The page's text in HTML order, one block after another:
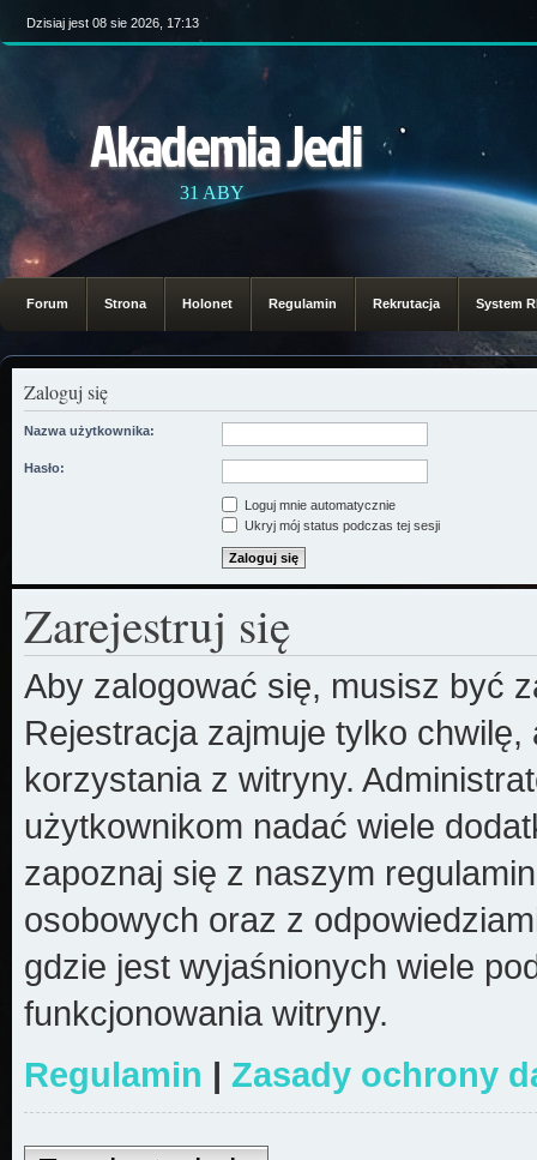
Dzisiaj jest 08 sie 2026, 17:13
Akademia Jedi
31 ABY
Forum Strona Holonet Regulamin Rekrutacja System
Zaloguj się
Nazwa użytkownika:
Hasło:
Loguj mnie automatycznie
Ukryj mój status podczas tej sesji
Zarejestruj się
Aby zalogować się, musisz być
Rejestracja zajmuje tylko
korzystania z witryny.
użytkownikom nadać wiele
zapoznaj się z naszym
osobowych oraz z
gdzie jest wyjaśnionych wiele
funkcjonowania witryny.
Regulamin | Zasady ochrony